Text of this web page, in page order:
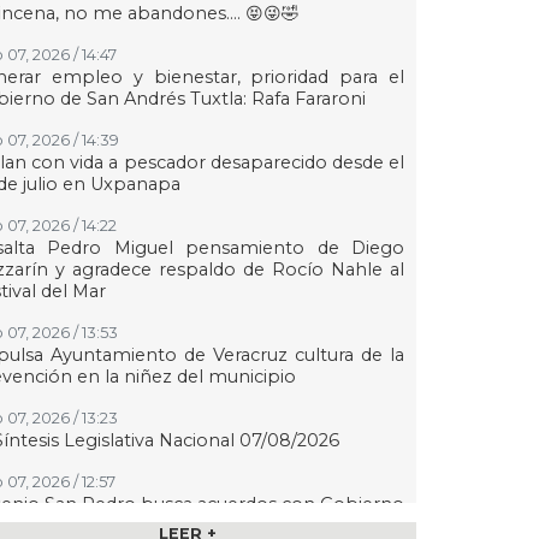
no me abandones.... 😝😜🤣
07, 2026 / 14:47
empleo y bienestar, prioridad para el
de San Andrés Tuxtla: Rafa Fararoni
07, 2026 / 14:39
con vida a pescador desaparecido desde el
julio en Uxpanapa
07, 2026 / 14:22
Pedro Miguel pensamiento de Diego
y agradece respaldo de Rocío Nahle al
del Mar
07, 2026 / 13:53
Ayuntamiento de Veracruz cultura de la
en la niñez del municipio
07, 2026 / 13:23
Legislativa Nacional 07/08/2026
2026 / 12:57
San Pedro busca acuerdos con Gobierno
para mantener operaciones y
LEER +